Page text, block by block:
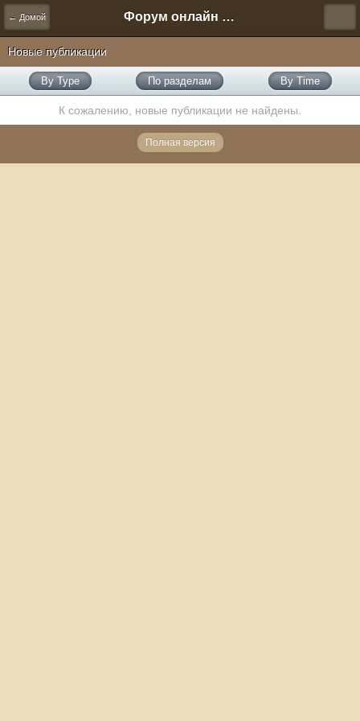
← Домой Форум онлайн игры "Новая Эра" (Нюра Биз)
Новые публикации
By Type По разделам By Time
К сожалению, новые публикации не найдены.
Полная версия